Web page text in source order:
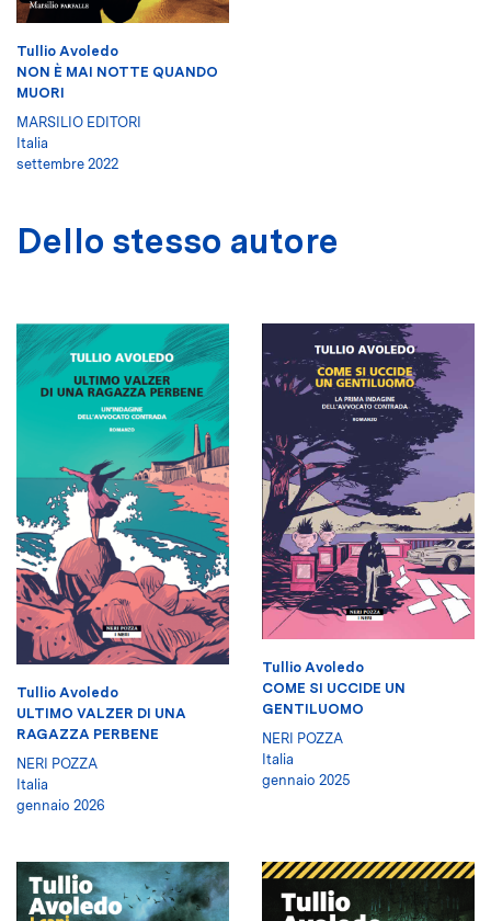
Tullio Avoledo
NON È MAI NOTTE QUANDO
MUORI
MARSILIO EDITORI
Italia
settembre 2022
Dello stesso autore
Tullio Avoledo
ULTIMO VALZER DI UNA
RAGAZZA PERBENE
NERI POZZA
Italia
gennaio 2026
Tullio Avoledo
COME SI UCCIDE UN
GENTILUOMO
NERI POZZA
Italia
gennaio 2025